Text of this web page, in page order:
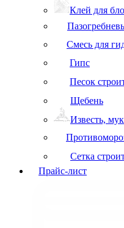
Клей для
Смесь для
Гипс
Песок
Щебень
Известь,
Сетка
Прайс-лист